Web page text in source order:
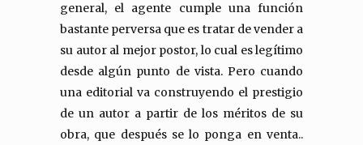
general, el agente cumple una función
bastante perversa que es tratar de vender a
su autor al mejor postor, lo cual es legítimo
desde algún punto de vista. Pero cuando
una editorial va construyendo el prestigio
de un autor a partir de los méritos de su
obra, que después se lo ponga en venta..